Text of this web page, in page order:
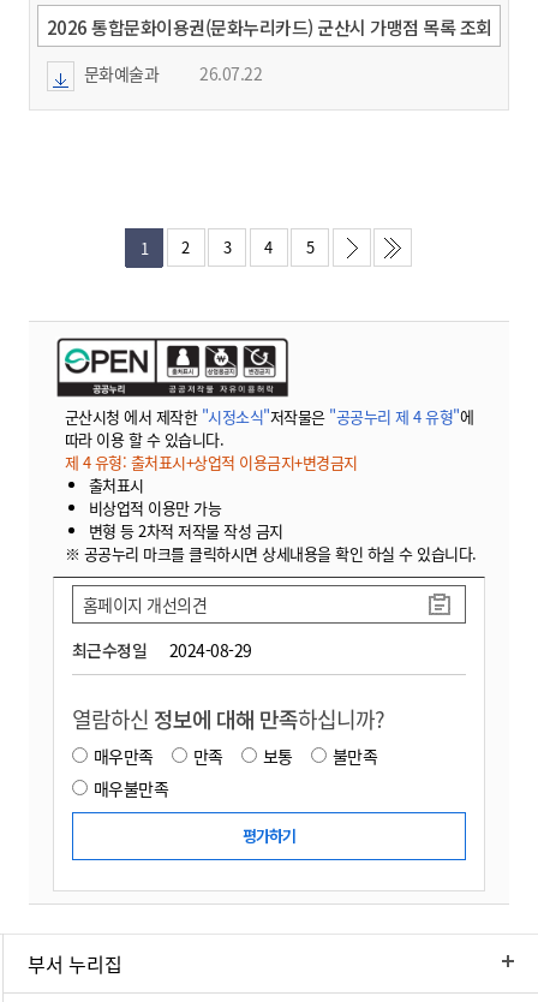
2026 통합문화이용권(문화누리카드) 군산시 가맹점 목록 조회
방법 안내
문화예술과 26.07.22
1 2 3 4 5
군산시청 에서 제작한 "시정소식"저작물은 "공공누리 제 4 유형"에
따라 이용 할 수 있습니다.
제 4 유형: 출처표시+상업적 이용금지+변경금지
출처표시
비상업적 이용만 가능
변형 등 2차적 저작물 작성 금지
※ 공공누리 마크를 클릭하시면 상세내용을 확인 하실 수 있습니다.
최근수정일 2024-08-29
홈페이지 개선의견
열람하신 정보에 대해 만족하십니까?
매우만족 만족 보통
불만족
매우불만족
부서 누리집